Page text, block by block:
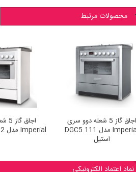
محصولات مرتبط
Imperial مدل DGC5 112 سفید
اجاق گاز 5 شعله دوو سری
Imperial مدل DGC5 111
استیل
نماد اعتماد الکترونیکی